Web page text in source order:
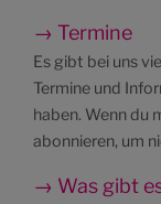
→ Termine
Es gibt bei uns
Termine und
haben. Wenn du
abonnieren, um
→ Was gibt